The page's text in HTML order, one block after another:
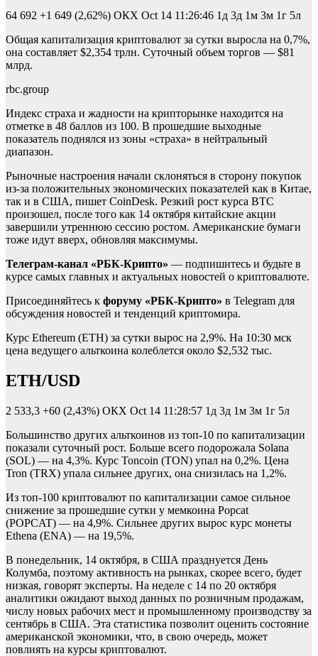
64 692 +1 649 (2,62%) ОКХ Oct 14 11:26:46 1д 3д 1м 3м 1г 5л
Общая капитализация криптовалют за сутки выросла на 0,7%,
она составляет $2,354 трлн. Суточный объем торгов — $81
млрд.
rbc.group
Индекс страха и жадности на крипторынке находится на
отметке в 48 баллов из 100. В прошедшие выходные
показатель поднялся из зоны «страха» в нейтральный
диапазон.
Рыночные настроения начали склоняться в сторону покупок
из-за положительных экономических показателей как в Китае,
так и в США, пишет CoinDesk. Резкий рост курса BTC
произошел, после того как 14 октября китайские акции
завершили утреннюю сессию ростом. Американские бумаги
тоже идут вверх, обновляя максимумы.
Телеграм-канал «РБК-Крипто» — подпишитесь и будьте в
курсе самых главных и актуальных новостей о криптовалюте.
Присоединяйтесь к форуму «РБК-Крипто» в Telegram для
обсуждения новостей и тенденций криптомира.
Курс Ethereum (ETH) за сутки вырос на 2,9%. На 10:30 мск
цена ведущего альткоина колеблется около $2,532 тыс.
ETH/USD
2 533,3 +60 (2,43%) ОКХ Oct 14 11:28:57 1д 3д 1м 3м 1г 5л
Большинство других альткоинов из топ-10 по капитализации
показали суточный рост. Больше всего подорожала Solana
(SOL) — на 4,3%. Курс Toncoin (TON) упал на 0,2%. Цена
Tron (TRX) упала сильнее других, она снизилась на 1,2%.
Из топ-100 криптовалют по капитализации самое сильное
снижение за прошедшие сутки у мемкоина Popcat
(POPCAT) — на 4,9%. Сильнее других вырос курс монеты
Ethena (ENA) — на 19,5%.
В понедельник, 14 октября, в США празднуется День
Колумба, поэтому активность на рынках, скорее всего, будет
низкая, говорят эксперты. На неделе с 14 по 20 октября
аналитики ожидают выход данных по розничным продажам,
числу новых рабочих мест и промышленному производству за
сентябрь в США. Эта статистика позволит оценить состояние
американской экономики, что, в свою очередь, может
повлиять на курсы криптовалют.